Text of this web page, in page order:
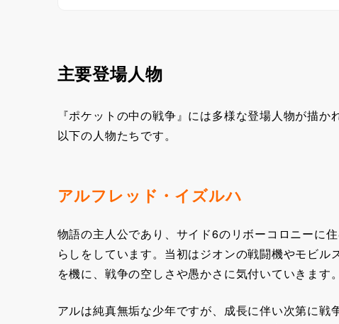
主要登場人物
『ポケットの中の戦争』には多様な登場人物が描
以下の人物たちです。
アルフレッド・イズルハ
物語の主人公であり、サイド6のリボーコロニーに
らしをしています。当初はジオンの戦闘機やモビ
を機に、戦争の空しさや愚かさに気付いていきます。
アルは純真無垢な少年ですが、成長に伴い次第に戦